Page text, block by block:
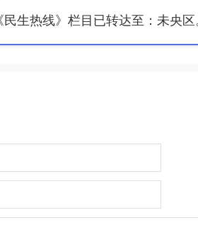
生热线》栏目已转达至： 未央区